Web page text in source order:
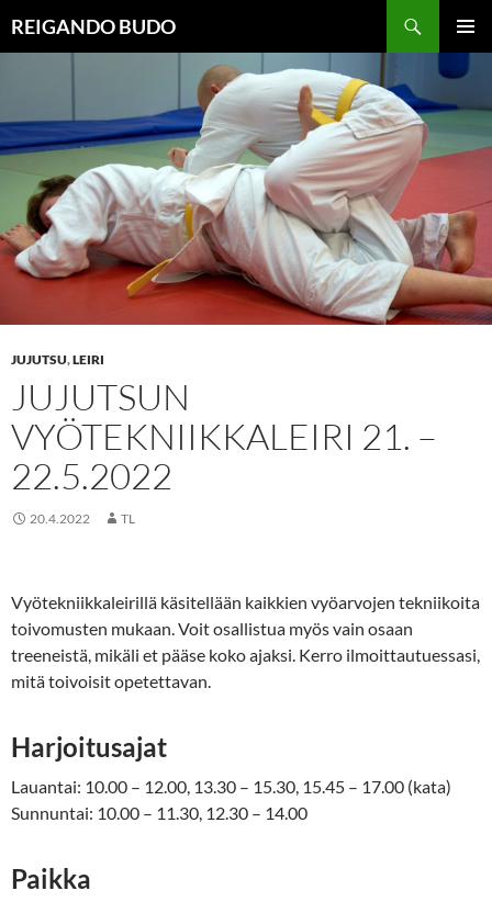
sisältöön
REIGANDO BUDO
JUJUTSU,LEIRI
JUJUTSUN
VYÖTEKNIIKKALEIRI 21. –
22.5.2022
20.4.2022 TL
Vyötekniikkaleirillä käsitellään kaikkien vyöarvojen tekniikoita
toivomusten mukaan. Voit osallistua myös vain osaan
treeneistä, mikäli et pääse koko ajaksi. Kerro ilmoittautuessasi,
mitä toivoisit opetettavan.
Harjoitusajat
Lauantai: 10.00 – 12.00, 13.30 – 15.30, 15.45 – 17.00 (kata)
Sunnuntai: 10.00 – 11.30, 12.30 – 14.00
Paikka